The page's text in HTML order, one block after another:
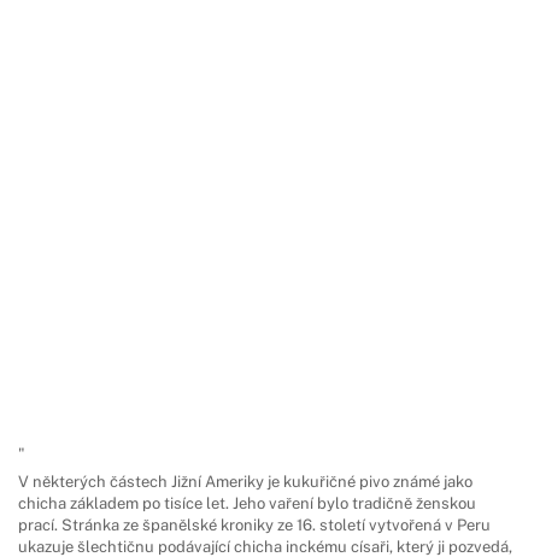
"
V některých částech Jižní Ameriky je kukuřičné pivo známé jako
chicha základem po tisíce let. Jeho vaření bylo tradičně ženskou
prací. Stránka ze španělské kroniky ze 16. století vytvořená v Peru
ukazuje šlechtičnu podávající chicha inckému císaři, který ji pozvedá,